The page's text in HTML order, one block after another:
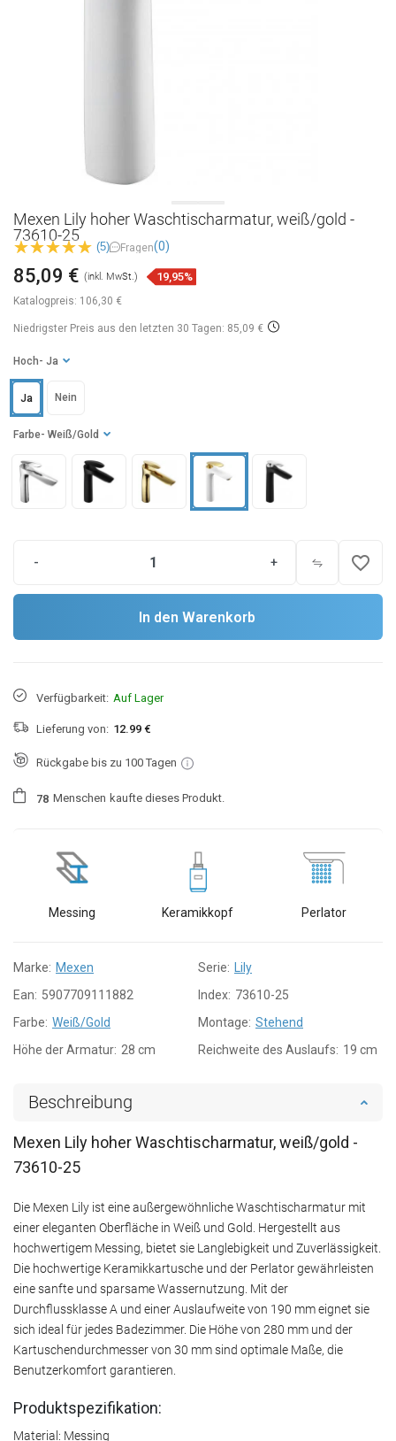
Mexen Lily hoher Waschtischarmatur, weiß/gold -
73610-25
(5) Fragen(0)
Katalogpreis: 106,30 €
85,09 € (inkl. MwSt.) 19,95%
Niedrigster Preis aus den letzten 30 Tagen: 85,09 €
Farbe - Weiß/Gold
Hoch - Ja
Ja Nein
- + favorite_border
In den Warenkorb
Verfügbarkeit: Auf Lager
Lieferung von: 12.99 €
Rückgabe bis zu 100 Tagen
78 Menschen kaufte dieses Produkt.
Messing Keramikkopf Perlator
Marke: Mexen Serie:
Lily
Ean: 5907709111882 Index: 73610-25
Farbe: Weiß/Gold Montage: Stehend
Höhe der Armatur: 28 cm Reichweite des Auslaufs: 19 cm
Beschreibung
Mexen Lily hoher Waschtischarmatur, weiß/gold -
73610-25
Die Mexen Lily ist eine außergewöhnliche Waschtischarmatur mit
einer eleganten Oberfläche in Weiß und Gold. Hergestellt aus
hochwertigem Messing, bietet sie Langlebigkeit und Zuverlässigkeit.
Die hochwertige Keramikkartusche und der Perlator gewährleisten
eine sanfte und sparsame Wassernutzung. Mit der
Durchflussklasse A und einer Auslaufweite von 190 mm eignet sie
sich ideal für jedes Badezimmer. Die Höhe von 280 mm und der
Kartuschendurchmesser von 30 mm sind optimale Maße, die
Benutzerkomfort garantieren.
Produktspezifikation:
Material: Messing